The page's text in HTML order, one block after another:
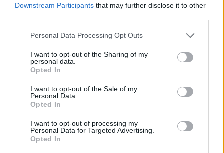
Downstream Participants that may further disclose it to other
Personal Data Processing Opt Outs
I want to opt-out of the Sharing of my
personal data.
Opted In
I want to opt-out of the Sale of my
Personal Data.
Opted In
I want to opt-out of processing my
Personal Data for Targeted Advertising.
Opted In
Απώλεια βάρους: 7 νόστιμες τροφές που
Θέλετε να χάσετε βάρος χωρίς να στερηθείτε τη γεύση;
νιώθετε χορτάτοι, να κρατήσετε τον μεταβολισμό σας
ενεργό και να απολαμβάνετε κάθε γεύμα χωρίς ενοχές.
γίνουν μέρος της καθημερινής σας διατροφής.